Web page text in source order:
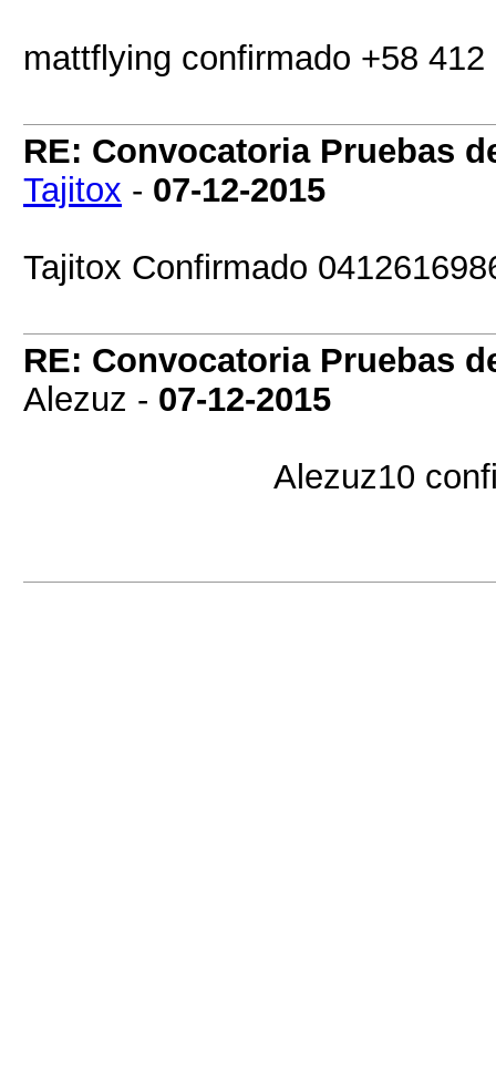
mattflying confirmado +58 412
RE: Convocatoria Pruebas
Tajitox - 07-12-2015
Tajitox Confirmado
RE: Convocatoria Pruebas
Alezuz - 07-12-2015
Alezuz10